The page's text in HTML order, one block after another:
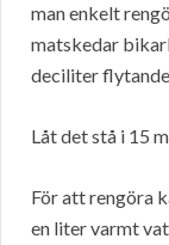
man enkelt
matskedar
deciliter
Låt det stå i 15
För att rengöra
en liter varmt